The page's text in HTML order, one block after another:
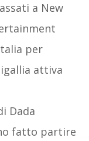
a New
per
attiva
Dada
fatto partire